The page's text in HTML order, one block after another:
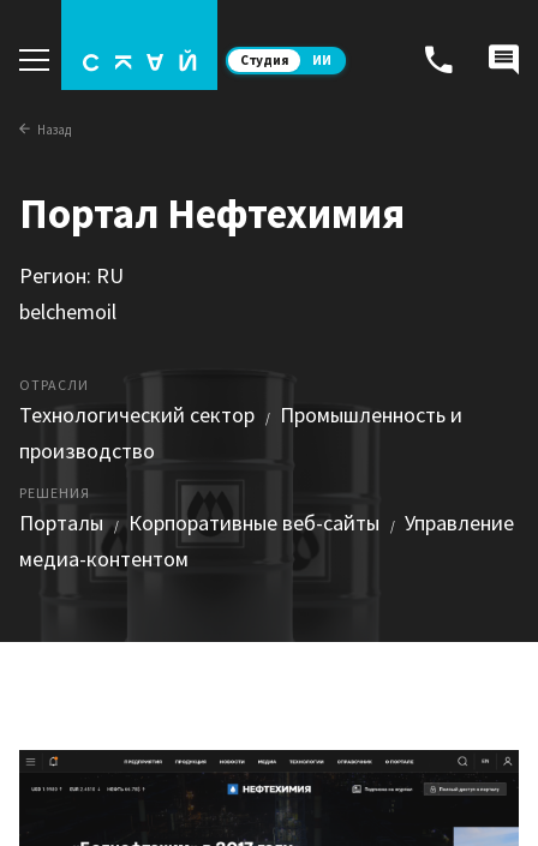
Студия ИИ
Назад
Портал Нефтехимия
Регион: RU
belchemoil
ОТРАСЛИ
Технологический сектор /
Промышленность и
производство
РЕШЕНИЯ
Порталы / Корпоративные веб-сайты / Управление
медиа-контентом